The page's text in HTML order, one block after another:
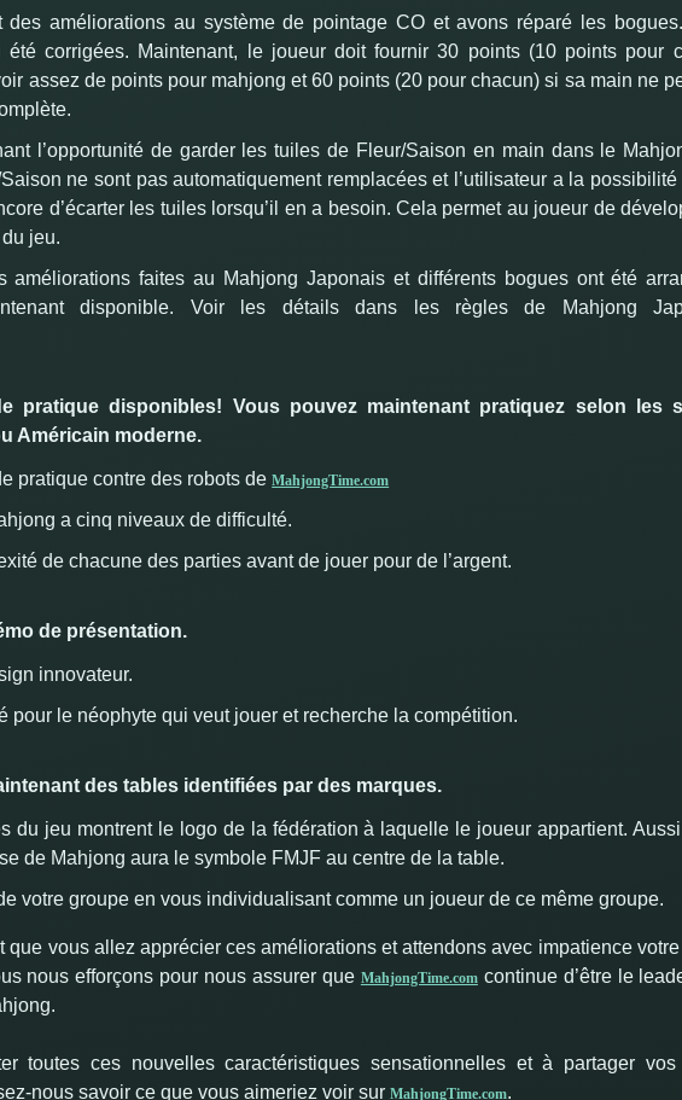
des améliorations au système de pointage CO et avons réparé les bogues.
été corrigées. Maintenant, le joueur doit fournir 30 points (10 points pour
assez de points pour mahjong et 60 points (20 pour chacun) si sa main ne
l’opportunité de garder les tuiles de Fleur/Saison en main dans le
ne sont pas automatiquement remplacées et l’utilisateur a la
d’écarter les tuiles lorsqu’il en a besoin. Cela permet au joueur de
jeu.
améliorations faites au Mahjong Japonais et différents bogues ont été
disponible.
Voir les détails dans les règles de Mahjong
pratique disponibles! Vous pouvez maintenant pratiquez selon les
Américain moderne.
pratique contre des robots de MahjongTime.com
a cinq niveaux de difficulté.
de chacune des parties avant de jouer pour de l’argent.
de présentation.
innovateur.
pour le néophyte qui veut jouer et recherche la compétition.
des tables identifiées par des marques.
du jeu montrent le logo de la fédération à laquelle le joueur appartient.
de Mahjong aura le symbole FMJF au centre de la table.
votre groupe en vous individualisant comme un joueur de ce même groupe.
que vous allez apprécier ces améliorations et attendons avec impatience
nous efforçons pour nous assurer que MahjongTime.comcontinue d’être le
toutes ces nouvelles caractéristiques sensationnelles et à partager vos
nous savoir ce que vous aimeriez voir sur MahjongTime.com.